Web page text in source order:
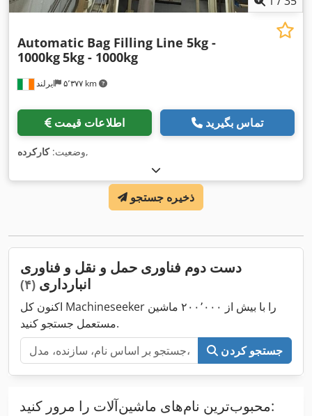
ایرلند ۵٬۳۷۷ km
Automatic Bag Filling Line 5kg -
1000kg5kg - 1000kg
اطلاعات قیمت تماس بگیرید
وضعیت:کارکرده ,
ذخیره جستجو
دست دوم فناوری حمل و نقل و فناوری
انبارداری (۴)
اکنون کل Machineseeker را با بیش از ۲۰۰٬۰۰۰ ماشین
مستعمل جستجو کنید.
جستجو کردن
محبوب‌ترین نام‌های ماشین‌آلات را مرور کنید: